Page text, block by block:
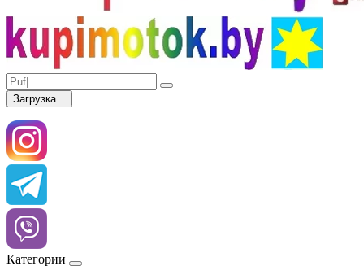
Загрузка...
Категории